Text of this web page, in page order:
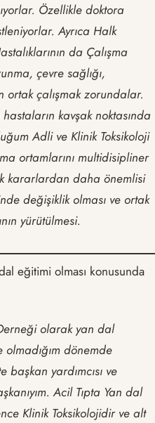
Özellikle doktora
Ayrıca Halk
da Çalışma
çevre sağlığı,
ortak çalışmak zorundalar.
kavşak noktasında
Adli ve Klinik Toksikoloji
ortamlarını multidisipliner
kararlardan daha önemlisi
değişiklik olması ve ortak
yürütülmesi.
eğitimi olması konusunda
olarak yan dal
dönemde
başkan yardımcısı ve
Acil Tıpta Yan dal
Klinik Toksikolojidir ve alt